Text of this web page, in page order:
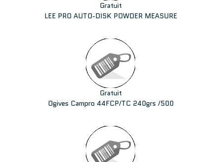
Gratuit
LEE PRO AUTO-DISK POWDER MEASURE
Gratuit
Ogives Campro 44FCP/TC 240grs /500